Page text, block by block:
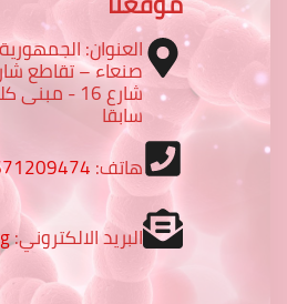
العنوان:
صنعاء – تقاطع
شارع 16 -
سابقا
هاتف:
البريد الالكتروني: